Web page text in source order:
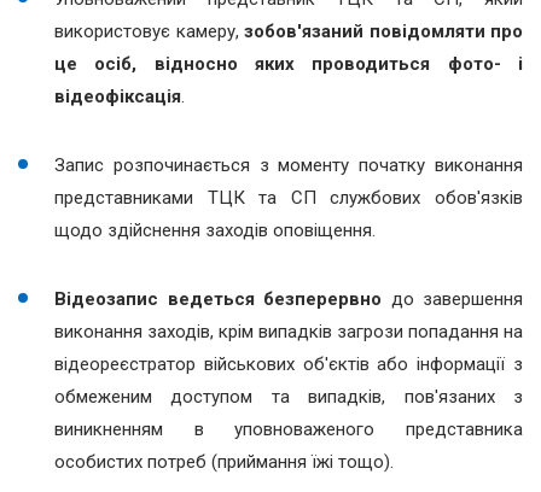
використовує камеру, зобов'язаний повідомляти про
це осіб, відносно яких проводиться фото- і
відеофіксація.
Запис розпочинається з моменту початку виконання
представниками ТЦК та СП службових обов'язків
щодо здійснення заходів оповіщення.
Відеозапис ведеться безперервно до завершення
виконання заходів, крім випадків загрози попадання на
відеореєстратор військових об'єктів або інформації з
обмеженим доступом та випадків, пов'язаних з
виникненням в уповноваженого представника
особистих потреб (приймання їжі тощо).